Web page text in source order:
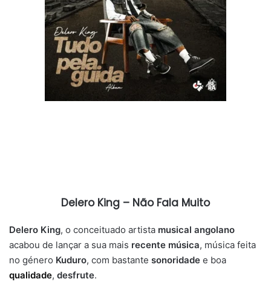
Delero King – Não Fala Muito
Delero King, o conceituado artista musical angolano
acabou de lançar a sua mais recente música, música feita
no género Kuduro, com bastante sonoridade e boa
qualidade, desfrute.